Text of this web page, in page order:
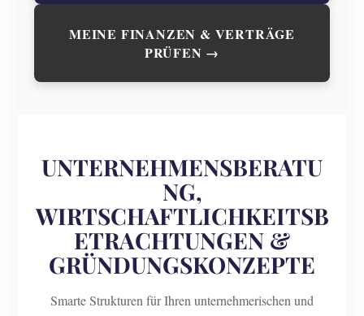
MEINE FINANZEN & VERTRÄGE
PRÜFEN →
UNTERNEHMENSBERATU
NG,
WIRTSCHAFTLICHKEITSB
ETRACHTUNGEN &
GRÜNDUNGSKONZEPTE
Smarte Strukturen für Ihren unternehmerischen und